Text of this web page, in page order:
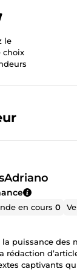
le
choix
en cours0
puissance des
rédaction
captivants